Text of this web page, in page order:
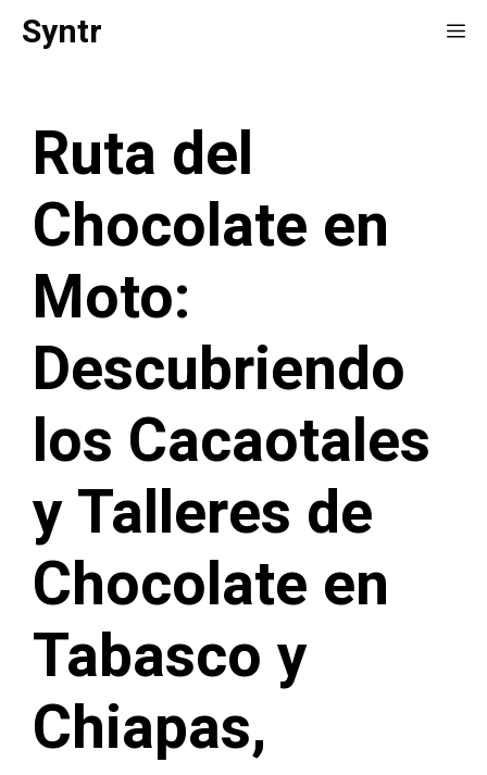
SaltarSyntr
Ruta del
Chocolate en
Moto:
Descubriendo
los Cacaotales
y Talleres de
Chocolate en
Tabasco y
Chiapas,